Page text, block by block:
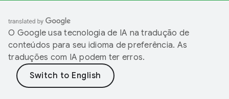
O Google usa tecnologia de IA na tradução de
conteúdos para seu idioma de preferência. As
traduções com IA podem ter erros.